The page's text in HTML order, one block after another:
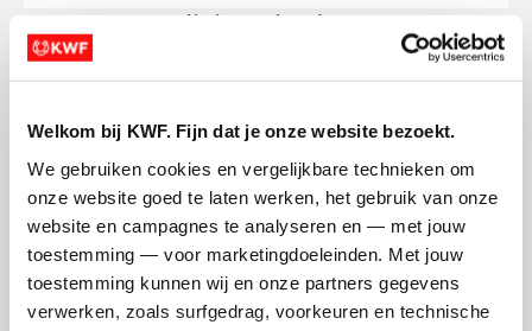
Welkom bij KWF. Fijn dat je onze website bezoekt.
We gebruiken cookies en vergelijkbare technieken om
onze website goed te laten werken, het gebruik van onze
website en campagnes te analyseren en — met jouw
toestemming — voor marketingdoeleinden. Met jouw
toestemming kunnen wij en onze partners gegevens
verwerken, zoals surfgedrag, voorkeuren en technische
Olivier's badges